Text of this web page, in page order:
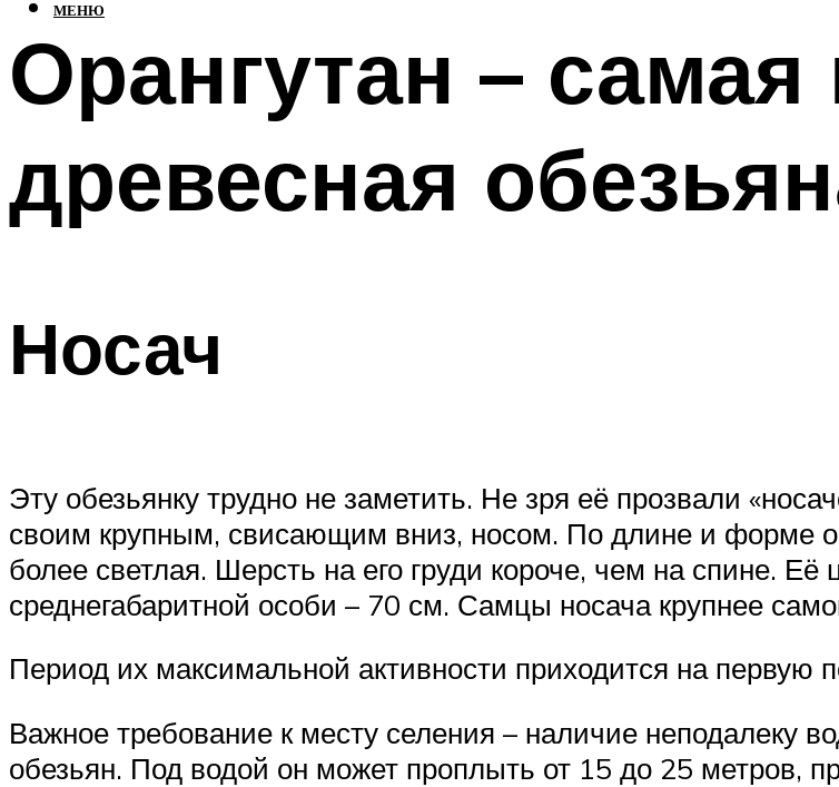
МЕНЮ
Орангутан – самая
древесная
Носач
Эту обезьянку трудно не заметить. Не зря её прозвали
своим крупным, свисающим вниз, носом. По длине и форме
более светлая. Шерсть на его груди короче, чем на спине.
среднегабаритной особи – 70 см. Самцы носача крупнее
Период их максимальной активности приходится на первую
Важное требование к месту селения – наличие неподалеку
обезьян. Под водой он может проплыть от 15 до 25 метров,